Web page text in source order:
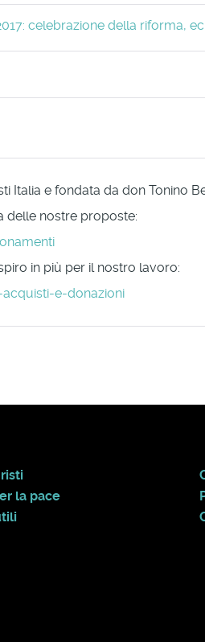
celebrazione della riforma,
Italia e fondata da don Tonino
delle nostre proposte:
in più per il nostro lavoro:
e-donazioni
la pace